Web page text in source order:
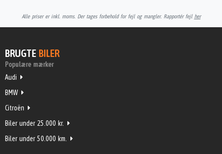
Alle priser er inkl. moms. Der tages forbehold for fejl og mangler. Rapportér fejl her
BRUGTE BILER
Populære mærker
Audi
BMW
Citroën
Biler under 25.000 kr.
Biler under 50.000 km.